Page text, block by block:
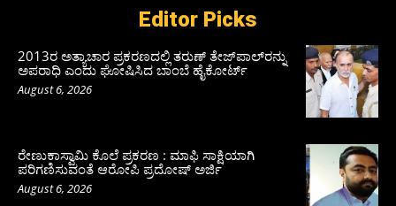
Editor Picks
2013ರ ಅತ್ಯಾಚಾರ ಪ್ರಕರಣದಲ್ಲಿ ತರುಣ್ ತೇಜ್‌ಪಾಲ್‌ರನ್ನು
ಅಪರಾಧಿ ಎಂದು ಘೋಷಿಸಿದ ಬಾಂಬೆ ಹೈಕೋರ್ಟ್
August 6, 2026
ರೇಣುಕಾಸ್ವಾಮಿ ಕೊಲೆ ಪ್ರಕರಣ : ಮಾಫಿ ಸಾಕ್ಷಿಯಾಗಿ
ಪರಿಗಣಿಸುವಂತೆ ಆರೋಪಿ ಪ್ರದೋಷ್‌ ಅರ್ಜಿ
August 6, 2026